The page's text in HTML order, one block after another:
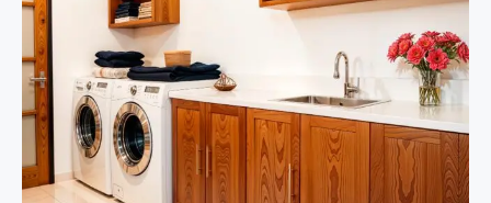
de
Rénovation
pour
Plus
de
Lumière